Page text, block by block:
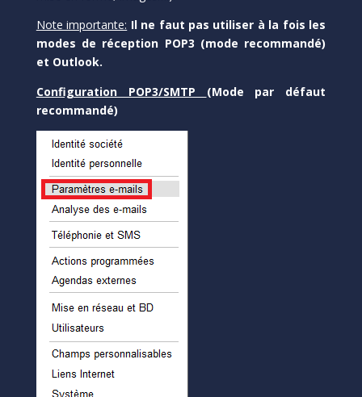
Note importante: Il ne faut pas utiliser à la fois les
modes de réception POP3 (mode recommandé)
et Outlook.
Configuration POP3/SMTP (Mode par défaut
recommandé)